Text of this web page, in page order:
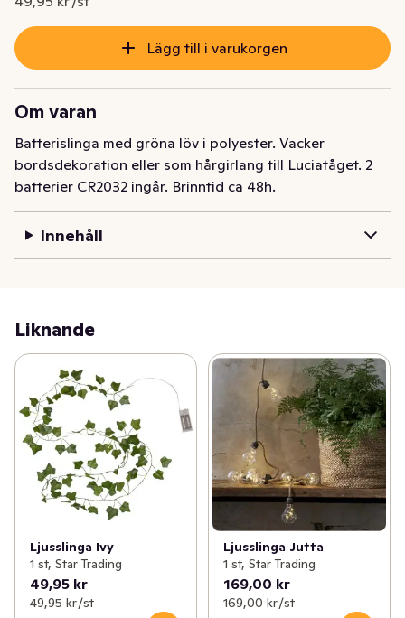
Lägg till i varukorgen
Om varan
Batterislinga med gröna löv i polyester. Vacker
bordsdekoration eller som hårgirlang till Luciatåget. 2
batterier CR2032 ingår. Brinntid ca 48h.
Innehåll
Liknande
Ljusslinga Ivy
1 st, Star Trading
49,95 kr
49,95 kr /st
Ljusslinga Jutta
1 st, Star Trading
169,00 kr
169,00 kr /st